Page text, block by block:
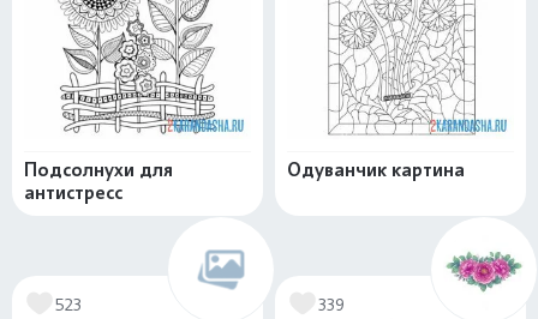
Подсолнухи для
антистресс
Одуванчик картина
523 339